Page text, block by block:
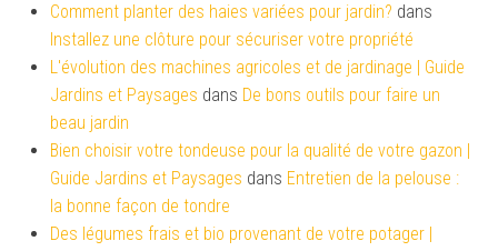
Comment planter des haies variées pour jardin? dans
Installez une clôture pour sécuriser votre propriété
L'évolution des machines agricoles et de jardinage | Guide
Jardins et Paysages dans De bons outils pour faire un
beau jardin
Bien choisir votre tondeuse pour la qualité de votre gazon |
Guide Jardins et Paysages dans Entretien de la pelouse :
la bonne façon de tondre
Des légumes frais et bio provenant de votre potager |